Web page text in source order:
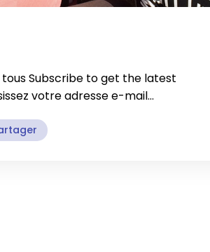
tous Subscribe to get the latest
votre adresse e-mail…